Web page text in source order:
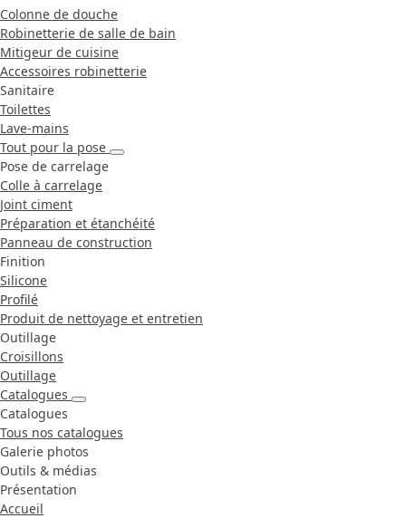
Colonne de douche
Robinetterie de salle de bain
Mitigeur de cuisine
Accessoires robinetterie
Sanitaire
Toilettes
Lave-mains
Tout pour la pose
Pose de carrelage
Colle à carrelage
Joint ciment
Préparation et étanchéité
Panneau de construction
Finition
Silicone
Profilé
Produit de nettoyage et entretien
Outillage
Croisillons
Outillage
Catalogues
Catalogues
Tous nos catalogues
Galerie photos
Outils & médias
Présentation
Accueil